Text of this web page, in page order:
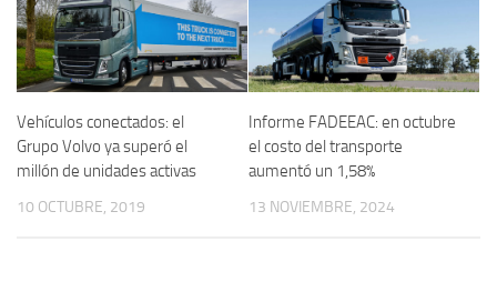
Vehículos conectados: el
Grupo Volvo ya superó el
millón de unidades activas
10 OCTUBRE, 2019
Informe FADEEAC: en octubre
el costo del transporte
aumentó un 1,58%
13 NOVIEMBRE, 2024